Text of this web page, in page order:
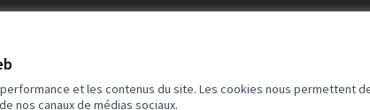
et les contenus du site. Les cookies nous permettent
nos canaux de médias sociaux.